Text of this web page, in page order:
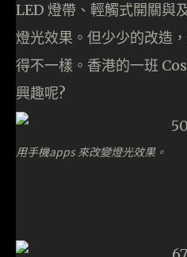
LED 燈帶、輕觸式開關與
燈光效果。但少少的改造
得不一樣。香港的一班
興趣呢?
用手機apps 來改變燈光效果。